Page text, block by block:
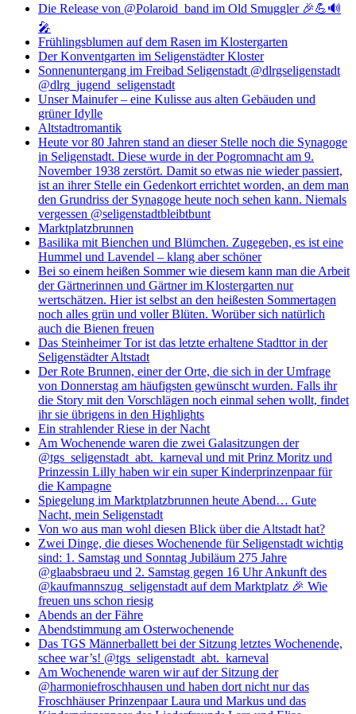
Die Release von @Polaroid_band im Old Smuggler 🎉💪🔊
🎤
Frühlingsblumen auf dem Rasen im Klostergarten
Der Konventgarten im Seligenstädter Kloster
Sonnenuntergang im Freibad Seligenstadt @dlrgseligenstadt
@dlrg_jugend_seligenstadt
Unser Mainufer – eine Kulisse aus alten Gebäuden und
grüner Idylle
Altstadtromantik
Heute vor 80 Jahren stand an dieser Stelle noch die Synagoge
in Seligenstadt. Diese wurde in der Pogromnacht am 9.
November 1938 zerstört. Damit so etwas nie wieder passiert,
ist an ihrer Stelle ein Gedenkort errichtet worden, an dem man
den Grundriss der Synagoge heute noch sehen kann. Niemals
vergessen @seligenstadtbleibtbunt
Marktplatzbrunnen
Basilika mit Bienchen und Blümchen. Zugegeben, es ist eine
Hummel und Lavendel – klang aber schöner
Bei so einem heißen Sommer wie diesem kann man die Arbeit
der Gärtnerinnen und Gärtner im Klostergarten nur
wertschätzen. Hier ist selbst an den heißesten Sommertagen
noch alles grün und voller Blüten. Worüber sich natürlich
auch die Bienen freuen
Das Steinheimer Tor ist das letzte erhaltene Stadttor in der
Seligenstädter Altstadt
Der Rote Brunnen, einer der Orte, die sich in der Umfrage
von Donnerstag am häufigsten gewünscht wurden. Falls ihr
die Story mit den Vorschlägen noch einmal sehen wollt, findet
ihr sie übrigens in den Highlights
Ein strahlender Riese in der Nacht
Am Wochenende waren die zwei Galasitzungen der
@tgs_seligenstadt_abt._karneval und mit Prinz Moritz und
Prinzessin Lilly haben wir ein super Kinderprinzenpaar für
die Kampagne
Spiegelung im Marktplatzbrunnen heute Abend… Gute
Nacht, mein Seligenstadt
Von wo aus man wohl diesen Blick über die Altstadt hat?
Zwei Dinge, die dieses Wochenende für Seligenstadt wichtig
sind: 1. Samstag und Sonntag Jubiläum 275 Jahre
@glaabsbraeu und 2. Samstag gegen 16 Uhr Ankunft des
@kaufmannszug_seligenstadt auf dem Marktplatz 🎉 Wie
freuen uns schon riesig
Abends an der Fähre
Abendstimmung am Osterwochenende
Das TGS Männerballett bei der Sitzung letztes Wochenende,
schee war’s! @tgs_seligenstadt_abt._karneval
Am Wochenende waren wir auf der Sitzung der
@harmoniefroschhausen und haben dort nicht nur das
Froschhäuser Prinzenpaar Laura und Markus und das